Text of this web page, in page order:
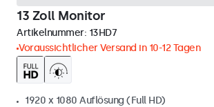
13 Zoll Monitor
Artikelnummer: 13HD7
Voraussichtlicher Versand in 10-12 Tagen
1920 x 1080 Auflösung (Full HD)